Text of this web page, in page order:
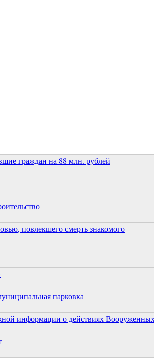
граждан на 88 млн. рублей
повлекшего смерть знакомого
парковка
информации о действиях